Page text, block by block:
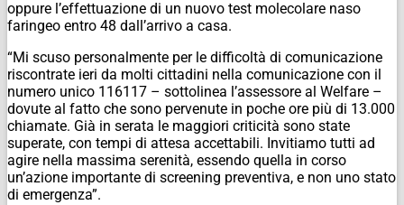
oppure l’effettuazione di un nuovo test molecolare naso
faringeo entro 48 dall’arrivo a casa.
“Mi scuso personalmente per le difficoltà di comunicazione
riscontrate ieri da molti cittadini nella comunicazione con il
numero unico 116117 – sottolinea l’assessore al Welfare –
dovute al fatto che sono pervenute in poche ore più di 13.000
chiamate. Già in serata le maggiori criticità sono state
superate, con tempi di attesa accettabili. Invitiamo tutti ad
agire nella massima serenità, essendo quella in corso
un’azione importante di screening preventiva, e non uno stato
di emergenza”.